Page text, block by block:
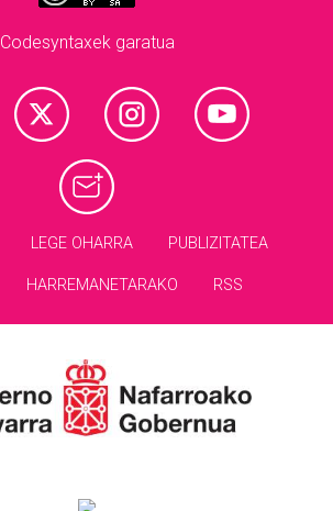
Codesyntaxek garatua
LEGE OHARRA PUBLIZITATEA
HARREMANETARAKO RSS